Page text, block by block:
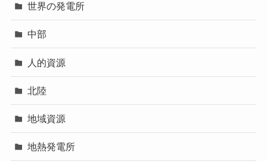
世界の発電所
中部
人的資源
北陸
地域資源
地熱発電所